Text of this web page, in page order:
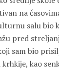
na
salu bio
pred
sam bio
krhkije, kao